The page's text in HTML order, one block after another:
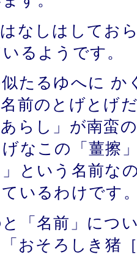
なしはしてお
るようです。
たるゆへに か
名前のとげとげ
らし」が南蛮
なこの「薑擦
」という名前
いるわけです
「名前」につ
おそろしき猪